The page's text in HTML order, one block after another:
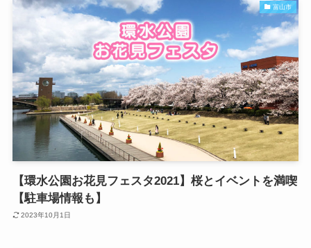
富山市
【環水公園お花見フェスタ2021】桜とイベントを満喫
【駐車場情報も】
2023年10月1日